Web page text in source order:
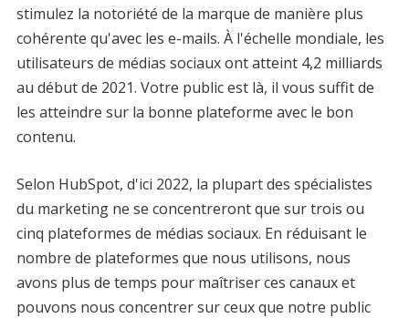
stimulez la notoriété de la marque de manière plus
cohérente qu'avec les e-mails. À l'échelle mondiale, les
utilisateurs de médias sociaux ont atteint 4,2 milliards
au début de 2021. Votre public est là, il vous suffit de
les atteindre sur la bonne plateforme avec le bon
contenu.
Selon HubSpot, d'ici 2022, la plupart des spécialistes
du marketing ne se concentreront que sur trois ou
cinq plateformes de médias sociaux. En réduisant le
nombre de plateformes que nous utilisons, nous
avons plus de temps pour maîtriser ces canaux et
pouvons nous concentrer sur ceux que notre public